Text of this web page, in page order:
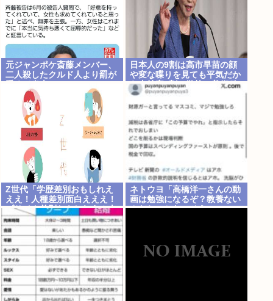
元ジャンポケ斎藤メンバー、
二人殺したクルド人より罰が
日本人の9割は高市早苗の顔
や変な喋りを見ても平気だか
ら支持率9割。学校の美術科
と音楽科はしっかりして！
Z世代「学歴差別おもしれえ
ええ！人種差別面白えええ！
ブサイク差別おもしれえ！人
を馬鹿にするの面白ええ
え！」
ネトウヨ「高橋洋一さんの動
画は勉強になるぞ？教養ない
んだね、かわいそう」